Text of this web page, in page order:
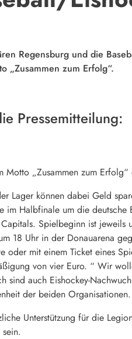
Regensburg und die
„Zusammen zum Erfolg“.
Pressemitteilung:
Motto „Zusammen zum
Lager können dabei Geld
im Halbfinale um die deutsche
Spielbeginn ist jeweils
18 Uhr in der Donauarena
oder mit einem Ticket eines
von vier Euro. “ Wir
sind auch Eishockey-
der beiden Organisationen.
Unterstützung für die